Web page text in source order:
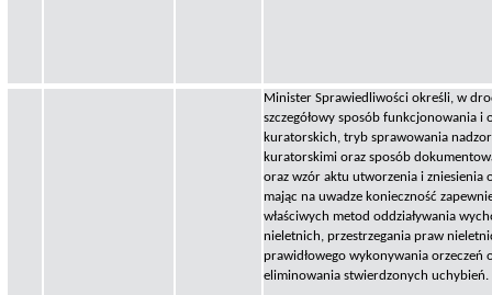
Minister Sprawiedliwości określi, w
szczegółowy sposób funkcjonowania i
kuratorskich, tryb sprawowania
kuratorskimi oraz sposób
oraz wzór aktu utworzenia i zniesienia
mając na uwadze konieczność
właściwych metod oddziaływania
nieletnich, przestrzegania praw
prawidłowego wykonywania orzeczeń
eliminowania stwierdzonych uchybień.